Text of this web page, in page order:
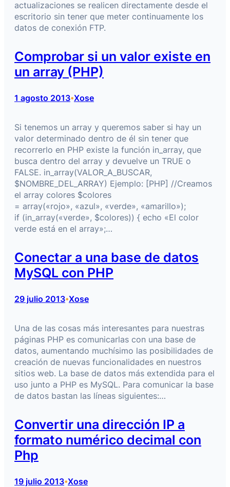
actualizaciones se realicen directamente desde el
escritorio sin tener que meter continuamente los
datos de conexión FTP.
Comprobar si un valor existe en
un array (PHP)
1 agosto 2013•Xose
Si tenemos un array y queremos saber si hay un
valor determinado dentro de él sin tener que
recorrerlo en PHP existe la función in_array, que
busca dentro del array y devuelve un TRUE o
FALSE. in_array(VALOR_A_BUSCAR,
$NOMBRE_DEL_ARRAY) Ejemplo: [PHP] //Creamos
el array colores $colores
= array(«rojo», «azul», «verde», «amarillo»);
if (in_array(«verde», $colores)) { echo «El color
verde está en el array»;…
Conectar a una base de datos
MySQL con PHP
29 julio 2013•Xose
Una de las cosas más interesantes para nuestras
páginas PHP es comunicarlas con una base de
datos, aumentando muchísimo las posibilidades de
creación de nuevas funcionalidades en nuestros
sitios web. La base de datos más extendida para el
uso junto a PHP es MySQL. Para comunicar la base
de datos bastan las líneas siguientes:…
Convertir una dirección IP a
formato numérico decimal con
Php
19 julio 2013•Xose